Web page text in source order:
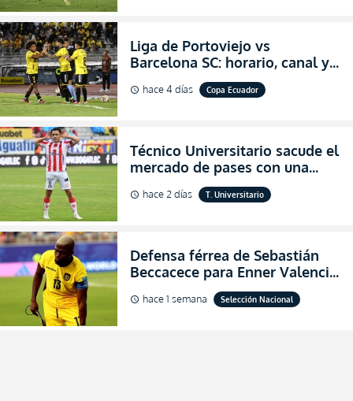
Liga de Portoviejo vs
Barcelona SC: horario, canal y
dónde ver EN VIVO los octavos
de final de la Copa Ecuador
schedule hace 4 días Copa Ecuador
Técnico Universitario sacude el
mercado de pases con una
verdadera revolución para
asegurar la permanencia
schedule hace 2 días T. Universitario
Defensa férrea de Sebastián
Beccacece para Enner Valencia
al indicar que era el hombre
indicado para Ecuador
schedule hace 1 semana Selección Nacional